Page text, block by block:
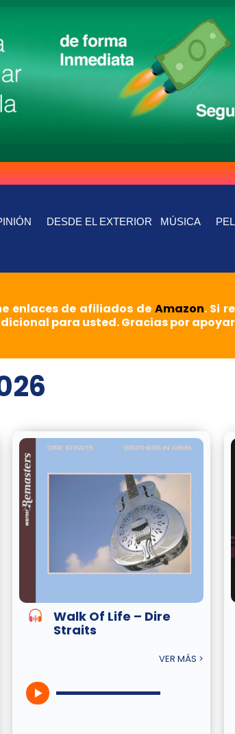
DESDE EL EXTERIOR MÚSICA
enlaces de afiliados de Amazon. Si
para usted. Gracias por
Walk Of Life – Dire
Straits
VER MÁS >